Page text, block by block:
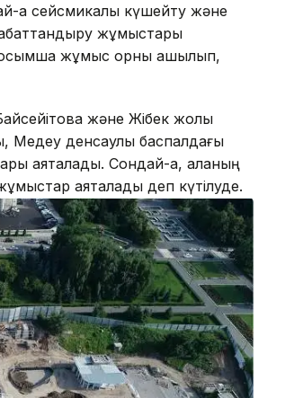
ақ сейсмикалық күшейту және
жұмыстары
қосымша жұмыс орны ашылып,
және Жібек жолы
Медеу денсаулық баспалдағы
аяқталады. Сондай-ақ, қаланың
аяқталады деп күтілуде.